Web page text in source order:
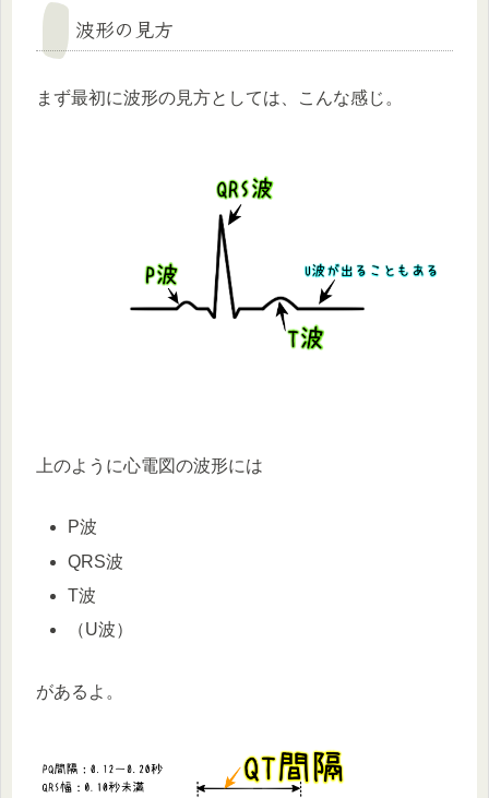
波形の見方
まず最初に波形の見方としては、こんな感じ。
上のように心電図の波形には
P波
QRS波
T波
（U波）
があるよ。